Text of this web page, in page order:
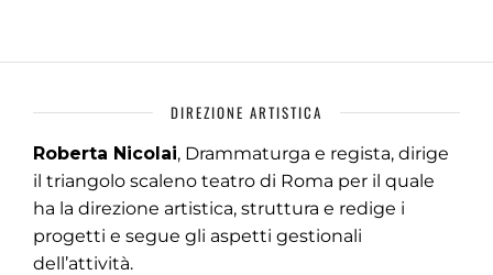
DIREZIONE ARTISTICA
Roberta Nicolai, Drammaturga e regista, dirige
il triangolo scaleno teatro di Roma per il quale
ha la direzione artistica, struttura e redige i
progetti e segue gli aspetti gestionali
dell’attività.